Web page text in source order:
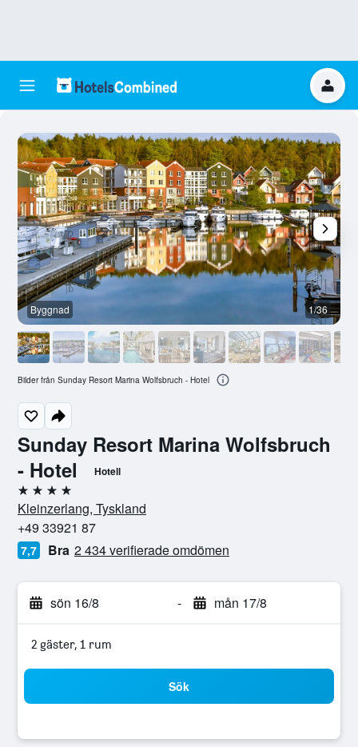
Sunday Resort Marina Wolfsbruch
- Hotel
Hotell
4 stjärnor
Kleinzerlang, Tyskland
+49 33921 87
7,7 Bra 2 434 verifierade omdömen
sön 16/8 - mån 17/8
2 gäster, 1 rum
Sök
Byggnad 1/36
Bilder från Sunday Resort Marina Wolfsbruch - Hotel